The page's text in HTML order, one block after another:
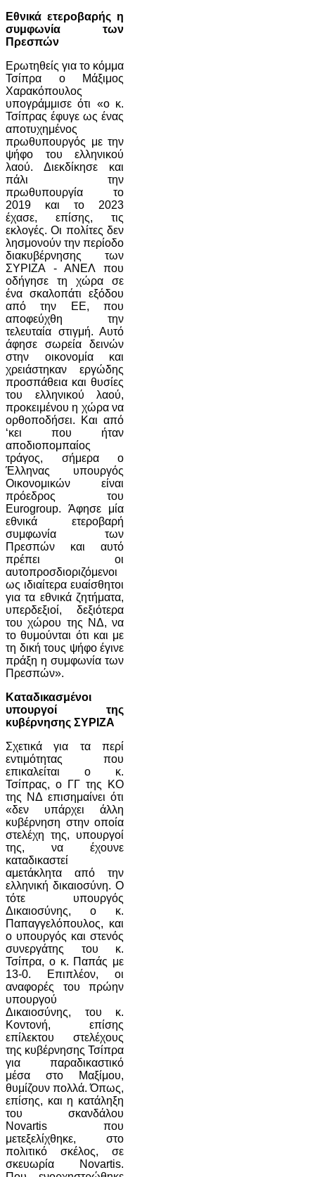
Εθνικά ετεροβαρής η
συμφωνία των
Πρεσπών
Ερωτηθείς για το κόμμα
Τσίπρα ο Μάξιμος
Χαρακόπουλος
υπογράμμισε ότι «ο κ.
Τσίπρας έφυγε ως ένας
αποτυχημένος
πρωθυπουργός με την
ψήφο του ελληνικού
λαού. Διεκδίκησε και
πάλι την
πρωθυπουργία το
2019 και το 2023
έχασε, επίσης, τις
εκλογές. Οι πολίτες δεν
λησμονούν την περίοδο
διακυβέρνησης των
ΣΥΡΙΖΑ - ΑΝΕΛ που
οδήγησε τη χώρα σε
ένα σκαλοπάτι εξόδου
από την ΕΕ, που
αποφεύχθη την
τελευταία στιγμή. Αυτό
άφησε σωρεία δεινών
στην οικονομία και
χρειάστηκαν εργώδης
προσπάθεια και θυσίες
του ελληνικού λαού,
προκειμένου η χώρα να
ορθοποδήσει. Και από
‘κει που ήταν
αποδιοπομπαίος
τράγος, σήμερα ο
Έλληνας υπουργός
Οικονομικών είναι
πρόεδρος του
Eurogroup. Άφησε μία
εθνικά ετεροβαρή
συμφωνία των
Πρεσπών και αυτό
πρέπει οι
αυτοπροσδιοριζόμενοι
ως ιδιαίτερα ευαίσθητοι
για τα εθνικά ζητήματα,
υπερδεξιοί, δεξιότερα
του χώρου της ΝΔ, να
το θυμούνται ότι και με
τη δική τους ψήφο έγινε
πράξη η συμφωνία των
Πρεσπών».
Καταδικασμένοι
υπουργοί της
κυβέρνησης ΣΥΡΙΖΑ
Σχετικά για τα περί
εντιμότητας που
επικαλείται ο κ.
Τσίπρας, ο ΓΓ της ΚΟ
της ΝΔ επισημαίνει ότι
«δεν υπάρχει άλλη
κυβέρνηση στην οποία
στελέχη της, υπουργοί
της, να έχουνε
καταδικαστεί
αμετάκλητα από την
ελληνική δικαιοσύνη. Ο
τότε υπουργός
Δικαιοσύνης, ο κ.
Παπαγγελόπουλος, και
ο υπουργός και στενός
συνεργάτης του κ.
Τσίπρα, ο κ. Παπάς με
13-0. Επιπλέον, οι
αναφορές του πρώην
υπουργού
Δικαιοσύνης, του κ.
Κοντονή, επίσης
επίλεκτου στελέχους
της κυβέρνησης Τσίπρα
για παραδικαστικό
μέσα στο Μαξίμου,
θυμίζουν πολλά. Όπως,
επίσης, και η κατάληξη
του σκανδάλου
Novartis που
μετεξελίχθηκε, στο
πολιτικό σκέλος, σε
σκευωρία Novartis.